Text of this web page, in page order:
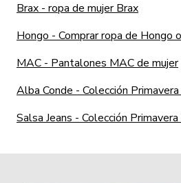
Brax - ropa de mujer Brax
Hongo - Comprar ropa de Hongo
MAC - Pantalones MAC de mujer
Alba Conde - Colección
Salsa Jeans - Colección